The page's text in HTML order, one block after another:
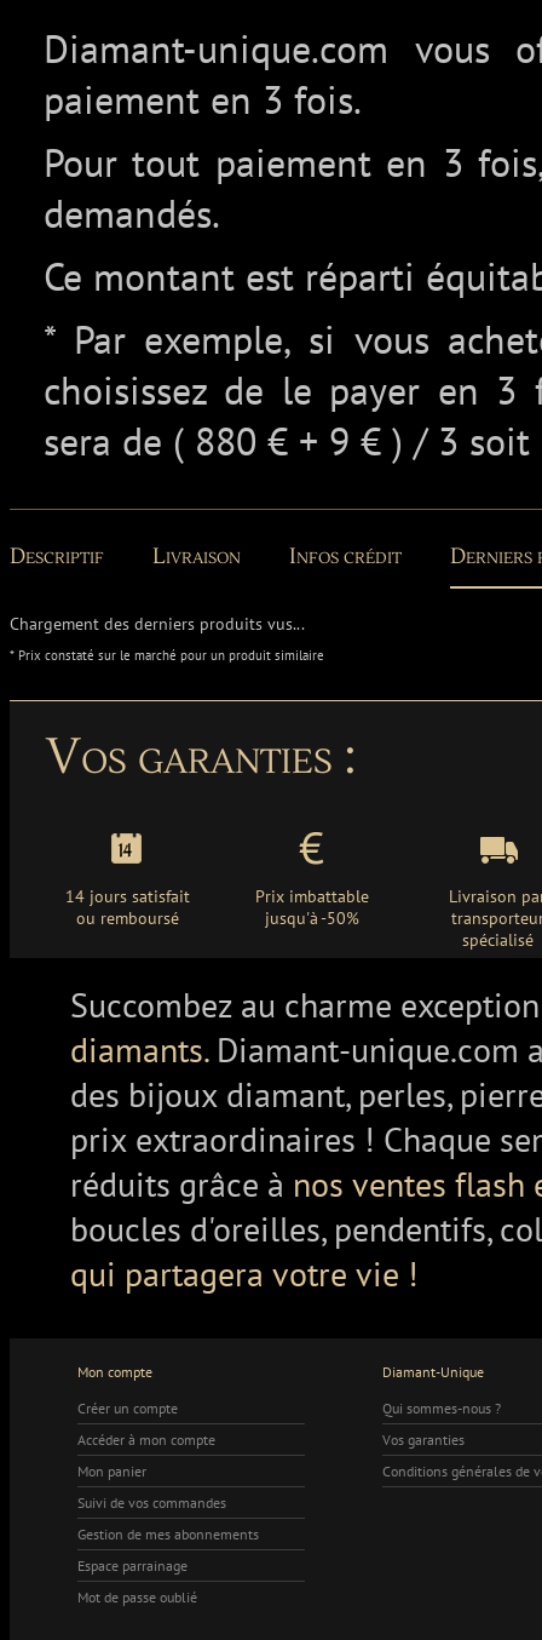
Diamant-unique.com vous
paiement en 3 fois.
Pour tout paiement en 3
demandés.
Ce montant est réparti
* Par exemple, si vous
choisissez de le payer en
sera de ( 880 € + 9 € ) / 3 soit
Descriptif Livraison Infos crédit Derniers
Chargement des derniers produits vus...
* Prix constaté sur le marché pour un produit similaire
Vos garanties :
14 jours satisfait
ou remboursé
Prix imbattable
jusqu'à -50%
Livraison
spécialisé
Succombez au charme
diamants. Diamant-unique.com
des bijoux diamant, perles,
prix extraordinaires ! Chaque
réduits grâce à nos ventes
boucles d'oreilles, pendentifs,
qui partagera votre vie !
Mon compte
Créer un compte
Accéder à mon compte
Mon panier
Suivi de vos commandes
Gestion de mes abonnements
Espace parrainage
Mot de passe oublié
Diamant-Unique
Qui sommes-nous ?
Vos garanties
Conditions générales de